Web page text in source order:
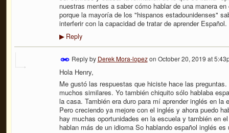
nuestras mentes a saber cómo hablar de una manera
porque la mayoría de los "hispanos estadounidenses"
interferir con la capacidad de tratar de aprender Español.
▶Reply
Reply by Derek Mora-lopezon October 20, 2019 at
Hola Henry,
Me gustó las respuestas que hiciste hace las
muchos similares. Yo también chiquito sólo hablaba
la casa. También era duro para mí aprender inglés en
Pero creciendo ya mejore con el inglés y ahora puedo
hay muchas oportunidades en la escuela y también en
hablan más de un idioma So hablando español inglés